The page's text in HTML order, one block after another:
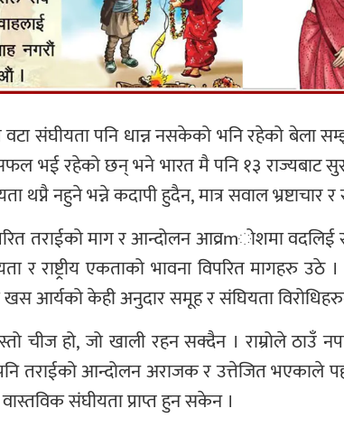
संघीयता पनि धान्न नसकेको भनि रहेको बेला
भई रहेको छन् भने भारत मै पनि १३
थप्नै नहुने भन्ने कदापी हुदैन, मात्र सवाल भ्रष्टाचार
तराईको माग र आन्दोलन आव्रmोशमा
र राष्ट्रीय एकताको भावना विपरित मागहरु
आर्यको केही अनुदार समूह र संघियता
चीज हो, जो खाली रहन सक्दैन । राम्रोले
तराईको आन्दोलन अराजक र उत्तेजित भएकाले
संघीयता प्राप्त हुन सकेन ।